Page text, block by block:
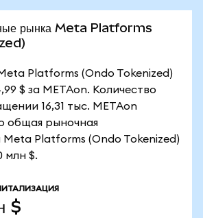
рынка Meta Platforms
Platforms (Ondo Tokenized)
$ за METAon. Количество
16,31 тыс. METAon
общая рыночная
Meta Platforms (Ondo Tokenized)
млн $.
$